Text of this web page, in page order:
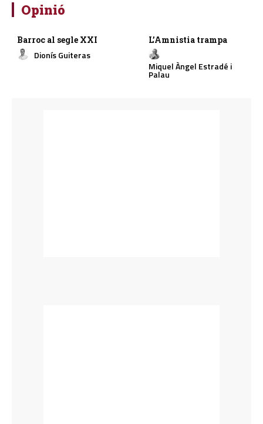
Opinió
Barroc al segle XXI
Dionís Guiteras
L’Amnistia trampa
Miquel Àngel Estradé i
Palau